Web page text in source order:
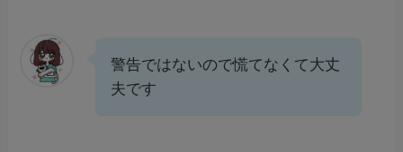
警告ではないので慌てなくて大丈
夫です